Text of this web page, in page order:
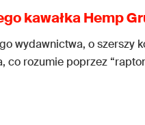
kawałka Hemp
wydawnictwa, o szerszy
co rozumie poprzez